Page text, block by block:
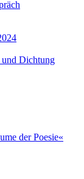
und Dichtung
der Poesie«